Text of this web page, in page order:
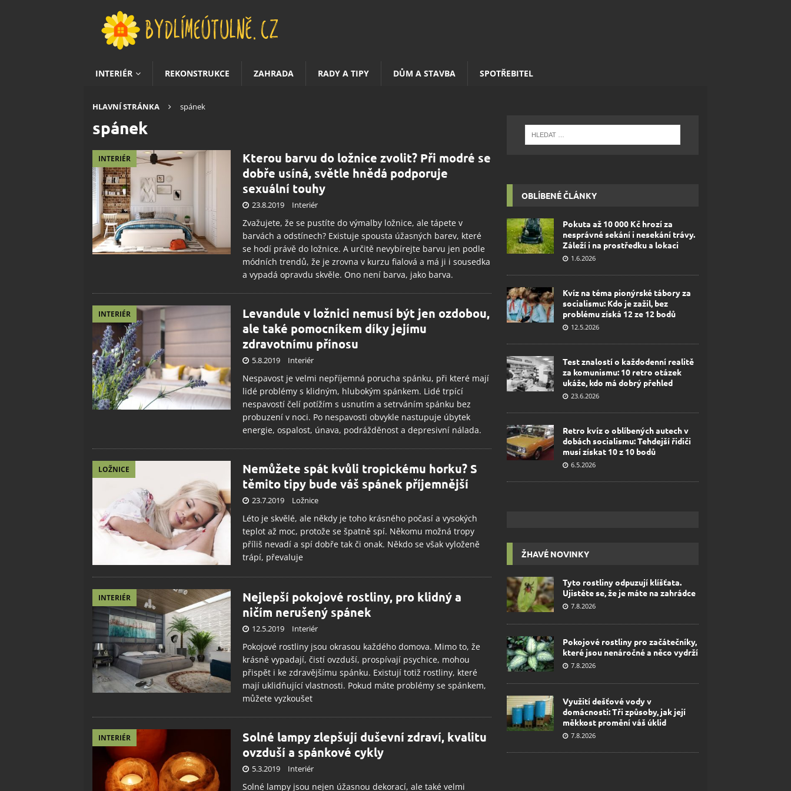
INTERIÉR REKONSTRUKCE ZAHRADA RADY A TIPY DŮM A STAVBA SPOTŘEBITEL
HLAVNÍ STRÁNKA spánek
spánek
INTERIÉR
Kterou barvu do ložnice zvolit? Při modré se
dobře usíná, světle hnědá podporuje
sexuální touhy
23.8.2019 Interiér
Zvažujete, že se pustíte do výmalby ložnice, ale tápete v
barvách a odstínech? Existuje spousta úžasných barev, které
se hodí právě do ložnice. A určitě nevybírejte barvu jen podle
módních trendů, že je zrovna v kurzu fialová a má ji i sousedka
a vypadá opravdu skvěle. Ono není barva, jako barva.
INTERIÉR
Levandule v ložnici nemusí být jen ozdobou,
ale také pomocníkem díky jejímu
zdravotnímu přínosu
5.8.2019 Interiér
Nespavost je velmi nepříjemná porucha spánku, při které mají
lidé problémy s klidným, hlubokým spánkem. Lidé trpící
nespavostí čelí potížím s usnutím a setrváním spánku bez
probuzení v noci. Po nespavosti obvykle nastupuje úbytek
energie, ospalost, únava, podrážděnost a depresivní nálada.
LOŽNICE
Nemůžete spát kvůli tropickému horku? S
těmito tipy bude váš spánek příjemnější
23.7.2019 Ložnice
Léto je skvělé, ale někdy je toho krásného počasí a vysokých
teplot až moc, protože se špatně spí. Někomu možná tropy
příliš nevadí a spí dobře tak či onak. Někdo se však vyloženě
trápí, převaluje
INTERIÉR
Nejlepší pokojové rostliny, pro klidný a
ničím nerušený spánek
12.5.2019 Interiér
Pokojové rostliny jsou okrasou každého domova. Mimo to, že
krásně vypadají, čistí ovzduší, prospívají psychice, mohou
přispět i ke zdravějšímu spánku. Existují totiž rostliny, které
mají uklidňující vlastnosti. Pokud máte problémy se spánkem,
můžete vyzkoušet
INTERIÉR
Solné lampy zlepšují duševní zdraví, kvalitu
ovzduší a spánkové cykly
5.3.2019 Interiér
Solné lampy jsou nejen úžasnou dekorací, ale také velmi
OBLÍBENÉ ČLÁNKY
Pokuta až 10 000 Kč hrozí za
nesprávné sekání i nesekání trávy.
Záleží i na prostředku a lokaci
1.6.2026
Kvíz na téma pionýrské tábory za
socialismu: Kdo je zažil, bez
problému získá 12 ze 12 bodů
12.5.2026
Test znalostí o každodenní realitě
za komunismu: 10 retro otázek
ukáže, kdo má dobrý přehled
23.6.2026
Retro kvíz o oblíbených autech v
dobách socialismu: Tehdejší řidiči
musí získat 10 z 10 bodů
6.5.2026
ŽHAVÉ NOVINKY
Tyto rostliny odpuzují klíšťata.
Ujistěte se, že je máte na zahrádce
7.8.2026
Pokojové rostliny pro začátečníky,
které jsou nenáročné a něco vydrží
7.8.2026
Využití dešťové vody v
domácnosti: Tři způsoby, jak její
měkkost promění váš úklid
7.8.2026